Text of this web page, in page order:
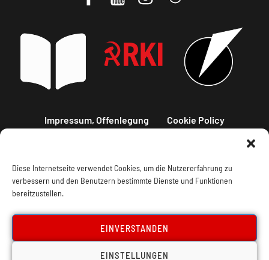
Diese Internetseite verwendet Cookies, um die Nutzererfahrung zu
verbessern und den Benutzern bestimmte Dienste und Funktionen
bereitzustellen.
EINVERSTANDEN
EINSTELLUNGEN
Impressum, Offenlegung Cookie Policy